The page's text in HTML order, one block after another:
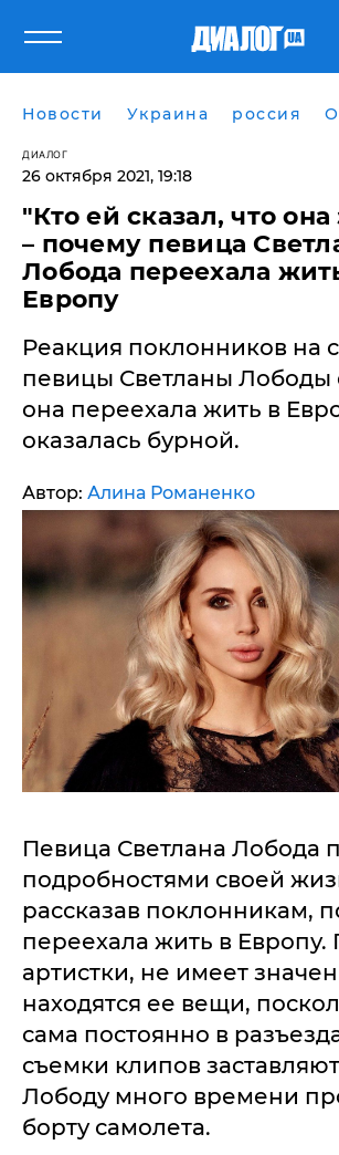
Новости Украина россия
ДИАЛОГ
26 октября 2021, 19:18
"Кто ей сказал, что она
– почему певица
Лобода переехала
Европу
Реакция поклонников на
певицы Светланы Лободы
она переехала жить в
оказалась бурной.
Автор: Алина Романенко
Певица Светлана Лобода
подробностями своей
рассказав поклонникам,
переехала жить в Европу.
артистки, не имеет
находятся ее вещи,
сама постоянно в
съемки клипов
Лободу много времени
борту самолета.